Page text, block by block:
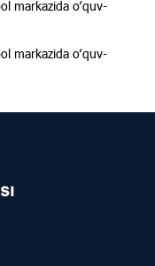
markazida oʻquv-
markazida oʻquv-